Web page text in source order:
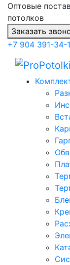
Оптовые
потолков
Заказать
+7 904 391-34-